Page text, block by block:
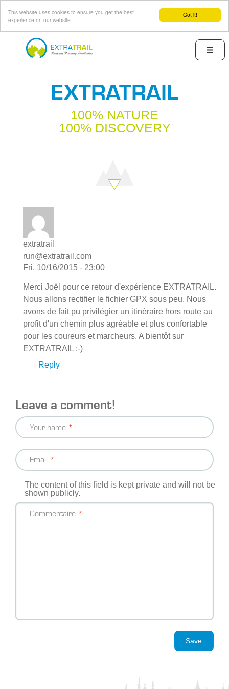
Got it!
This website uses cookies to ensure you get the best
experience on our website
Menu
EXTRATRAIL
100% NATURE
100% DISCOVERY
extratrail
run@extratrail.com
Fri, 10/16/2015 - 23:00
Merci Joël pour ce retour d'expérience EXTRATRAIL.
Nous allons rectifier le fichier GPX sous peu. Nous
avons de fait pu privilégier un itinéraire hors route au
profit d'un chemin plus agréable et plus confortable
pour les coureurs et marcheurs. A bientôt sur
EXTRATRAIL ;-)
Reply
Leave a comment!
Your name
Email
The content of this field is kept private and will not be
shown publicly.
Commentaire
Save